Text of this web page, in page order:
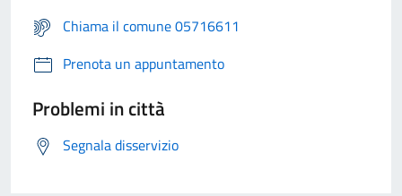
Chiama il comune 05716611
Prenota un appuntamento
Problemi in città
Segnala disservizio